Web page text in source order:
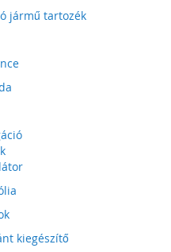
jármű tartozék
kiegészítő